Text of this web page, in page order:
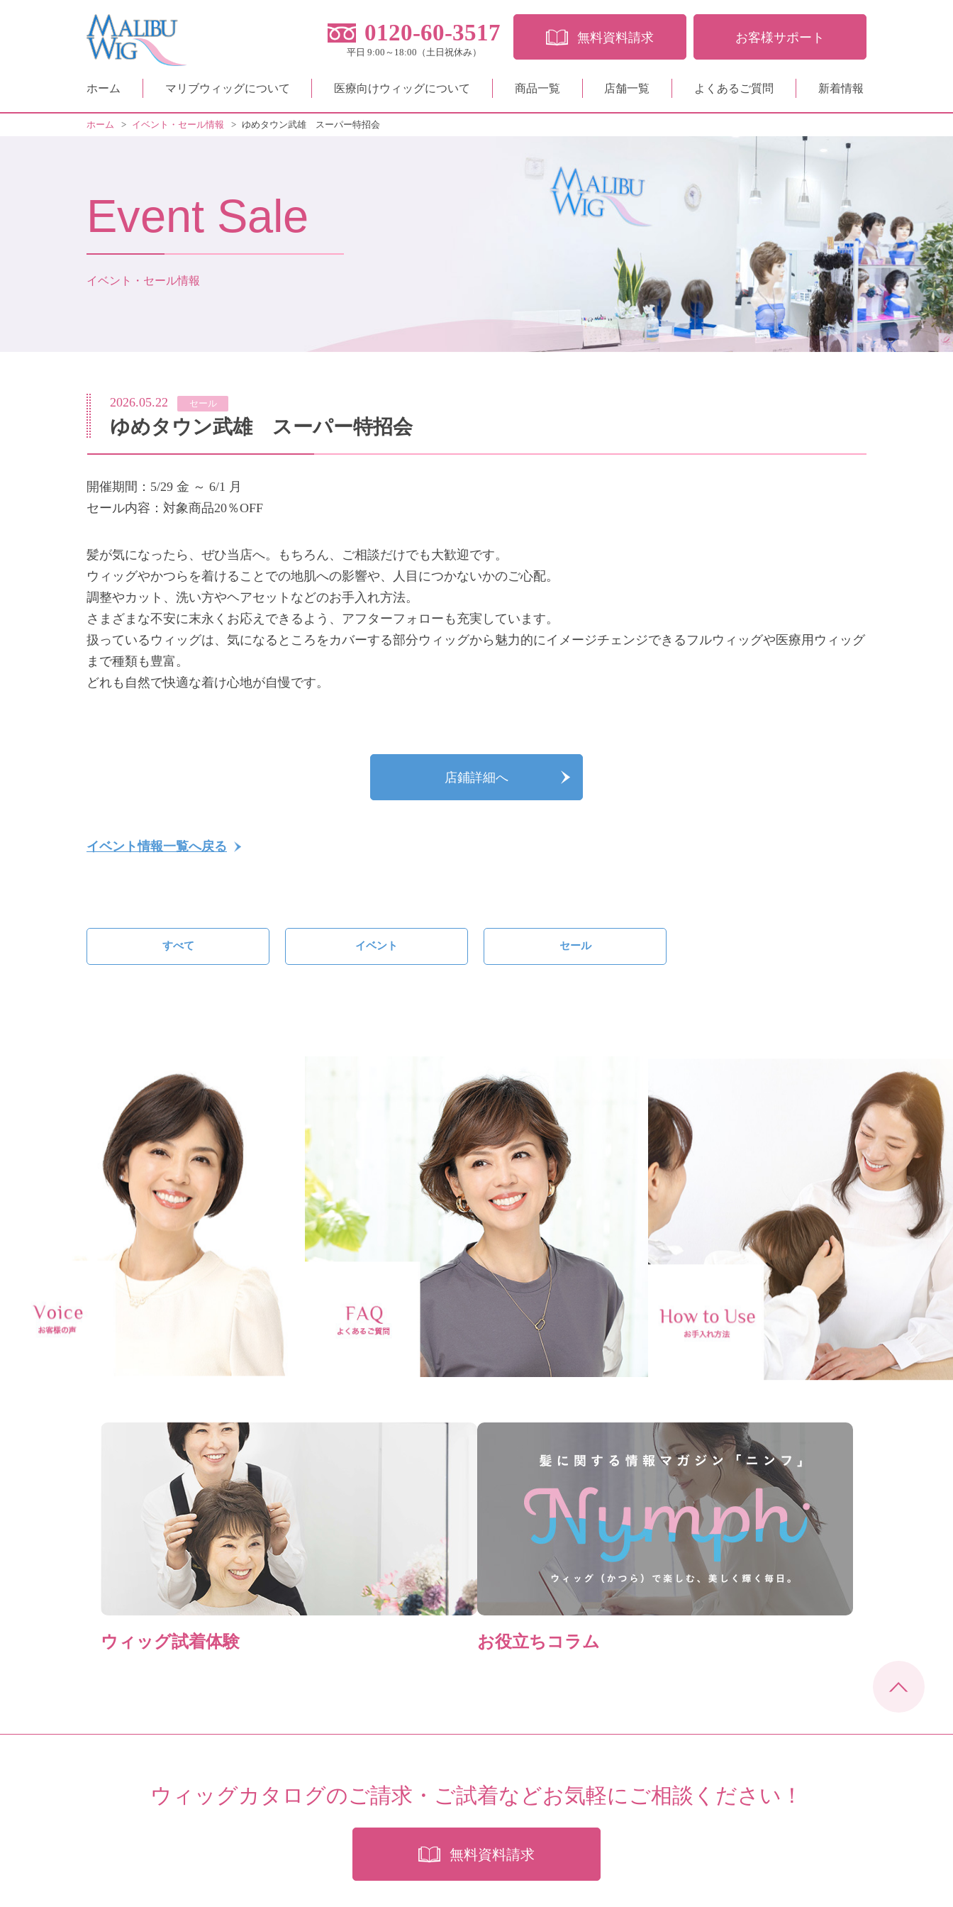
0120-60-3517
平日 9:00～18:00（土日祝休み）
無料資料請求 お客様サポート
ホーム マリブウィッグについて 医療向けウィッグについて 商品一覧 店舗一覧 よくあるご質問 新着情報
ホーム > イベント・セール情報 > ゆめタウン武雄 スーパー特招会
Event Sale
イベント・セール情報
2026.05.22 セール
ゆめタウン武雄 スーパー特招会
開催期間：5/29 金 ～ 6/1 月
セール内容：対象商品20％OFF
髪が気になったら、ぜひ当店へ。もちろん、ご相談だけでも大歓迎です。
ウィッグやかつらを着けることでの地肌への影響や、人目につかないかのご心配。
調整やカット、洗い方やヘアセットなどのお手入れ方法。
さまざまな不安に末永くお応えできるよう、アフターフォローも充実しています。
扱っているウィッグは、気になるところをカバーする部分ウィッグから魅力的にイメージチェンジできるフルウィッグや医療用ウィッグ
まで種類も豊富。
どれも自然で快適な着け心地が自慢です。
店鋪詳細へ
イベント情報一覧へ戻る
すべて イベント セール
ウィッグ試着体験 お役立ちコラム
ウィッグカタログのご請求・ご試着などお気軽にご相談ください！
無料資料請求